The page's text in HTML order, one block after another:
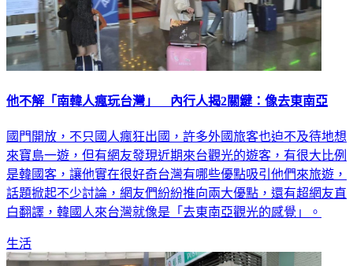
他不解「南韓人瘋玩台灣」 內行人揭2關鍵：像去東南亞
國門開放，不只國人瘋狂出國，許多外國旅客也迫不及待地想
來寶島一遊，但有網友發現近期來台觀光的遊客，有很大比例
是韓國客，讓他實在很好奇台灣有哪些優點吸引他們來旅遊，
話題掀起不少討論，網友們紛紛推向兩大優點，還有超網友直
白翻譯，韓國人來台灣就像是「去東南亞觀光的感覺」。
生活